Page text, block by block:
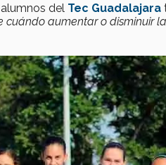
del Tec Guadalajara
cuándo aumentar o disminuir la